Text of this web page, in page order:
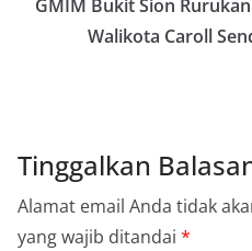
GMIM Bukit Sion Rurukan
Walikota Caroll
Tinggalkan
Alamat email Anda tidak
yang wajib ditandai *